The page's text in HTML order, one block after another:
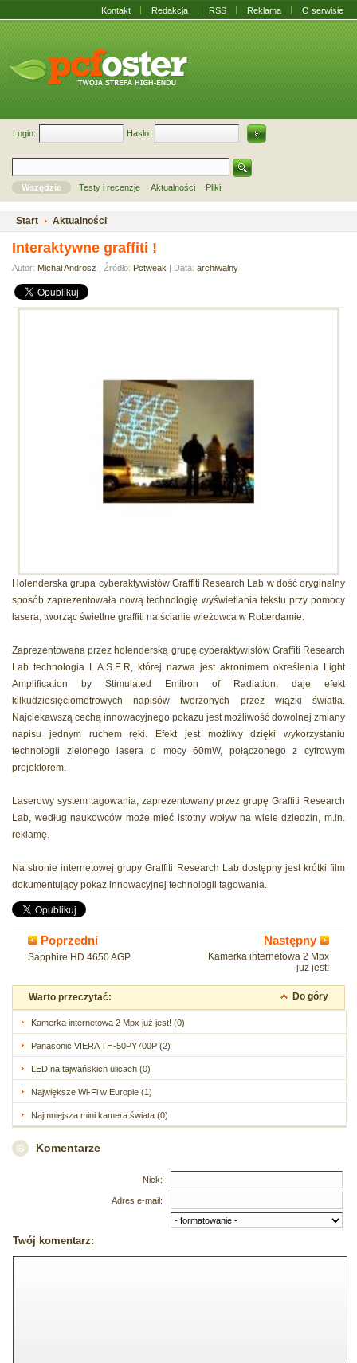
Kontakt Redakcja RSS Reklama O serwisie
Login: Hasło:
Wszędzie Testy i recenzje Aktualności Pliki
Start Aktualności
Interaktywne graffiti !
Autor: Michał Androsz | Źródło: Pctweak | Data: archiwalny
Holenderska grupa cyberaktywistów Graffiti Research Lab w dość oryginalny
sposób zaprezentowała nową technologię wyświetlania tekstu przy pomocy
lasera, tworząc świetlne graffiti na ścianie wieżowca w Rotterdamie.
Zaprezentowana przez holenderską grupę cyberaktywistów Graffiti Research
Lab technologia L.A.S.E.R, której nazwa jest akronimem określenia Light
Amplification by Stimulated Emitron of Radiation, daje efekt
kilkudziesięciometrowych napisów tworzonych przez wiązki światła.
Najciekawszą cechą innowacyjnego pokazu jest możliwość dowolnej zmiany
napisu jednym ruchem ręki. Efekt jest możliwy dzięki wykorzystaniu
technologii zielonego lasera o mocy 60mW, połączonego z cyfrowym
projektorem.
Laserowy system tagowania, zaprezentowany przez grupę Graffiti Research
Lab, według naukowców może mieć istotny wpływ na wiele dziedzin, m.in.
reklamę.
Na stronie internetowej grupy Graffiti Research Lab dostępny jest krótki film
dokumentujący pokaz innowacyjnej technologii tagowania.
Poprzedni
Sapphire HD 4650 AGP
Następny
Kamerka internetowa 2 Mpx
już jest!
Warto przeczytać: Do góry
Kamerka internetowa 2 Mpx już jest! (0)
Panasonic VIERA TH-50PY700P (2)
LED na tajwańskich ulicach (0)
Największe Wi-Fi w Europie (1)
Najmniejsza mini kamera świata (0)
Komentarze
Nick:
Adres e-mail:
Twój komentarz: